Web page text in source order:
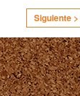
Siguiente >